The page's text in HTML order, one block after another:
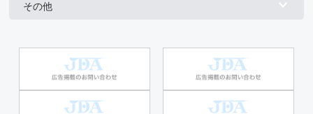
その他